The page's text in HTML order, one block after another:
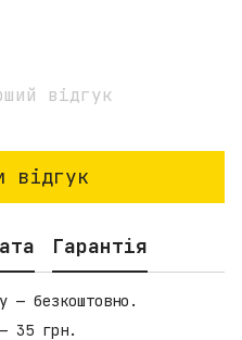
відгук
відгук
Гарантія
— безкоштовно.
35 грн.